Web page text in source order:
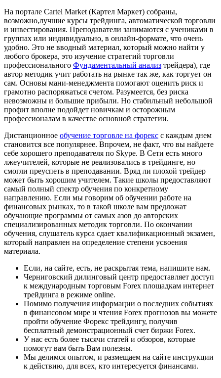
На портале Cartel Market (Картел Маркет) собраны,
возможно,лучшие курсы трейдинга, автоматической торговли
и инвестирования. Преподаватели занимаются с учениками в
группах или индивидуально, в онлайн-формате, что очень
удобно. Это не вводный материал, который можно найти у
любого брокера, это изучение стратегий торговли
профессионального Фундаментальный анализ трейдера), где
автор методик учит работать на рынке так же, как торгует он
сам. Основы мани-менеджмента помогают оценить риск и
грамотно распоряжаться счетом. Разумеется, без риска
невозможны и большие прибыли. Но стабильный небольшой
профит вполне подойдет новичкам и осторожным
профессионалам в качестве основной стратегии.
Дистанционное обучение торговле на форекс с каждым днем
становится все популярнее. Впрочем, не факт, что вы найдете
себе хорошего преподавателя по Skype. В Сети есть много
лжеучителей, которые не реализовались в трейдинге, но
смогли преуспеть в преподавании. Вряд ли плохой трейдер
может быть хорошим учителем. Такие школы предоставляют
самый полный спектр обучения по конкретному
направлению. Если мы говорим об обучении работе на
финансовых рынках, то в такой школе вам предложат
обучающие программы от самых азов до авторских
специализированных методик торговли. По окончании
обучения, слушатель курса сдает квалификационный экзамен,
который направлен на определение степени усвоения
материала.
Если, на сайте, есть, не раскрытая тема, напишите нам.
Черниговский дилинговый центр предоставляет доступ
к международным торговым Forex площадкам интернет
трейдинга в режиме online.
Помимо получения информации о последних событиях
в финансовом мире и чтения Forex прогнозов вы можете
пройти обучение Форекс трейдингу, получив
бесплатный демонстрационный счет биржи Forex.
У нас есть более тысячи статей и обзоров, которые
помогут вам быть Вам полезны.
Мы делимся опытом, и размещаем на сайте инструкции
к действию, для всех, кто интересуется финансами.